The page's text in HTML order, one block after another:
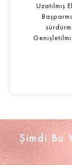
Uzatılmış
Şimdi Bu